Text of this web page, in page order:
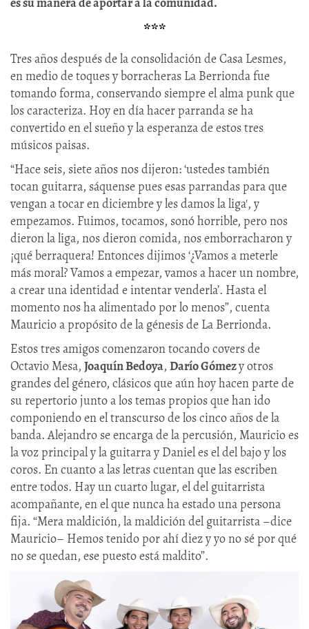
***
Tres años después de la consolidación de Casa Lesmes,
en medio de toques y borracheras La Berrionda fue
tomando forma, conservando siempre el alma punk que
los caracteriza. Hoy en día hacer parranda se ha
convertido en el sueño y la esperanza de estos tres
músicos paisas.
“Hace seis, siete años nos dijeron: ‘ustedes también
tocan guitarra, sáquense pues esas parrandas para que
vengan a tocar en diciembre y les damos la liga', y
empezamos. Fuimos, tocamos, sonó horrible, pero nos
dieron la liga, nos dieron comida, nos emborracharon y
¡qué berraquera! Entonces dijimos ‘¿Vamos a meterle
más moral? Vamos a empezar, vamos a hacer un nombre,
a crear una identidad e intentar venderla’. Hasta el
momento nos ha alimentado por lo menos”, cuenta
Mauricio a propósito de la génesis de La Berrionda.
Estos tres amigos comenzaron tocando covers de
Octavio Mesa, Joaquín Bedoya, Darío Gómezy otros
grandes del género, clásicos que aún hoy hacen parte de
su repertorio junto a los temas propios que han ido
componiendo en el transcurso de los cinco años de la
banda. Alejandro se encarga de la percusión, Mauricio es
la voz principal y la guitarra y Daniel es el del bajo y los
coros. En cuanto a las letras cuentan que las escriben
entre todos. Hay un cuarto lugar, el del guitarrista
acompañante, en el que nunca ha estado una persona
fija. “Mera maldición, la maldición del guitarrista –dice
Mauricio– Hemos tenido por ahí diez y yo no sé por qué
no se quedan, ese puesto está maldito”.